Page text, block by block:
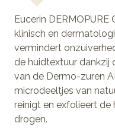
Eucerin DERMOPURE
klinisch en
vermindert
de huidtextuur
van de Dermo-zuren
microdeeltjes van
reinigt en exfolieert de
drogen.